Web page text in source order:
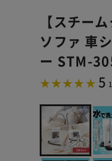
【スチー
ソファ 車
ー STM-
5